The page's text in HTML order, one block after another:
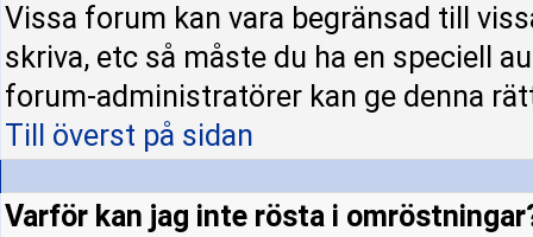
Vissa forum kan vara begränsad till
skriva, etc så måste du ha en speciell
forum-administratörer kan ge denna
Till överst på sidan
Varför kan jag inte rösta i